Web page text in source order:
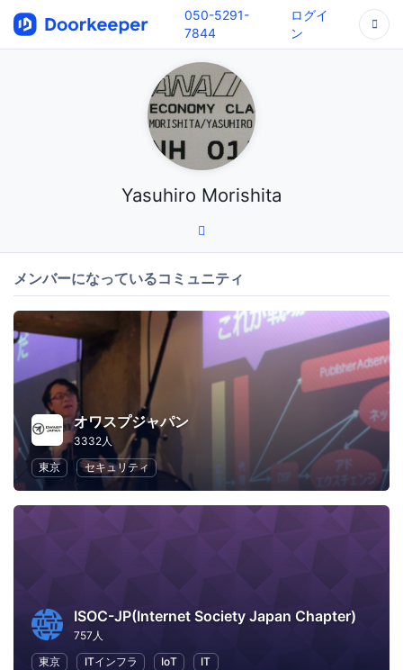
050-5291-
7844
ログイ
ン
Yasuhiro Morishita
メンバーになっているコミュニティ
オワスプジャパン
3332人
東京
セキュリティ
ISOC-JP(Internet Society Japan Chapter)
757人
東京
ITインフラ IoT IT